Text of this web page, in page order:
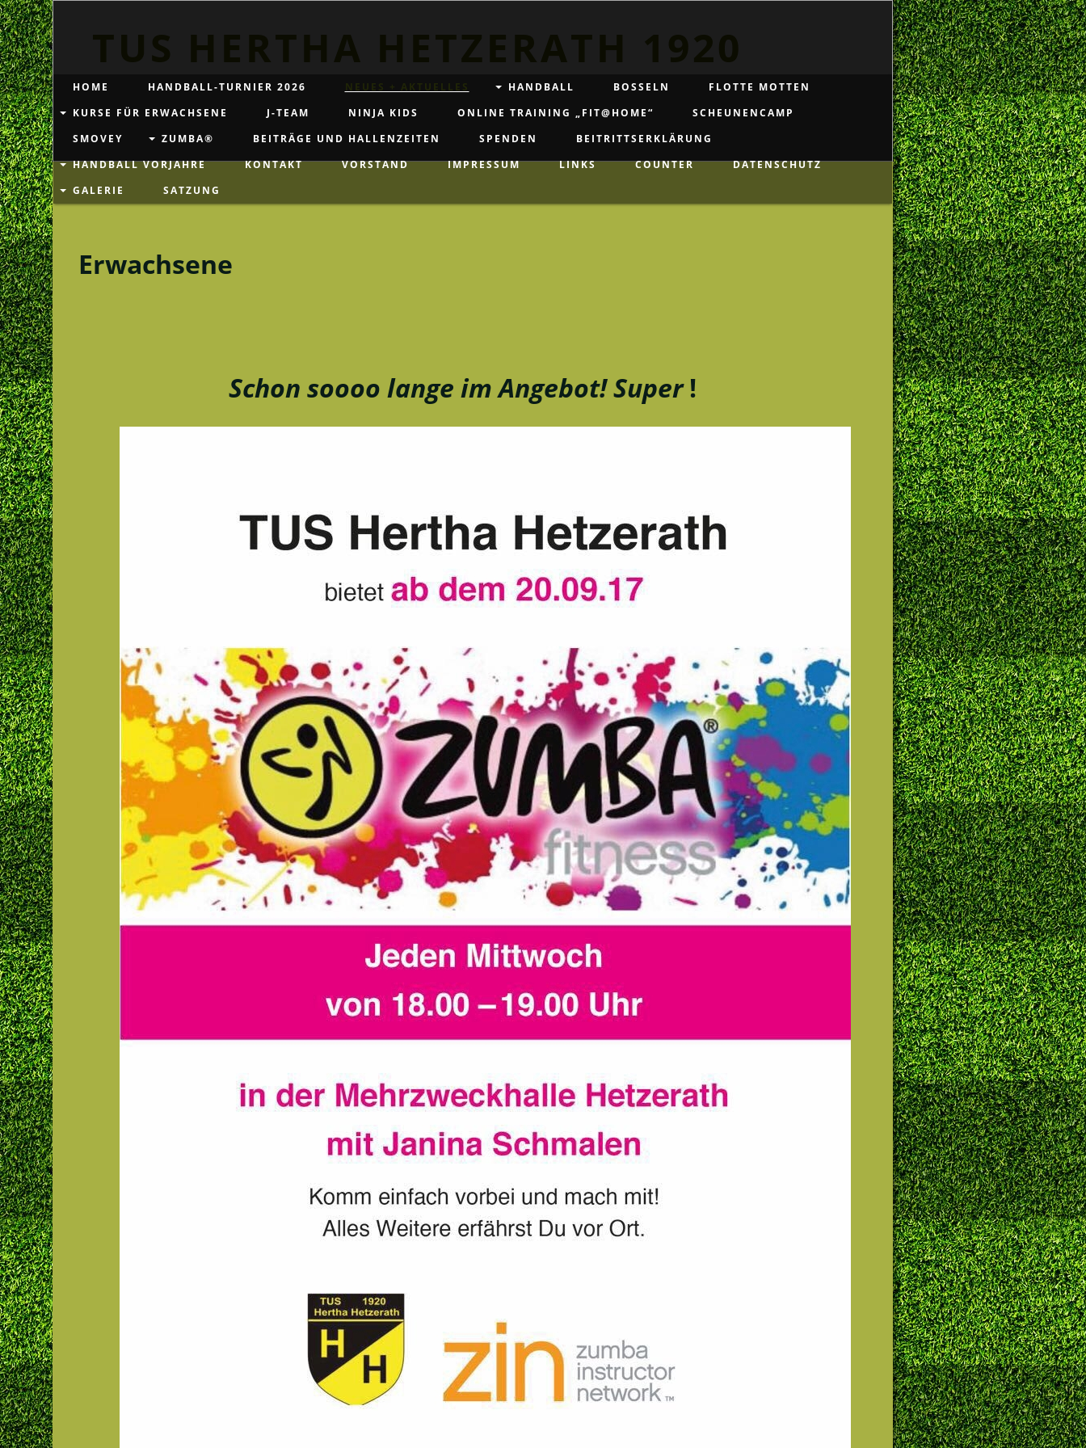
TUS HERTHA HETZERATH 1920
HOME HANDBALL-TURNIER 2026 NEUES + AKTUELLES HANDBALL BOSSELN
FLOTTE MOTTEN
KURSE FÜR ERWACHSENE
J-TEAM NINJA KIDS ONLINE TRAINING „FIT@HOME“
SCHEUNENCAMP
SMOVEY
ZUMBA® BEITRÄGE UND HALLENZEITEN SPENDEN
BEITRITTSERKLÄRUNG
HANDBALL VORJAHRE
KONTAKT VORSTAND IMPRESSUM LINKS COUNTER
DATENSCHUTZ
GALERIE
SATZUNG
Erwachsene
Schon soooo lange im Angebot! Super!